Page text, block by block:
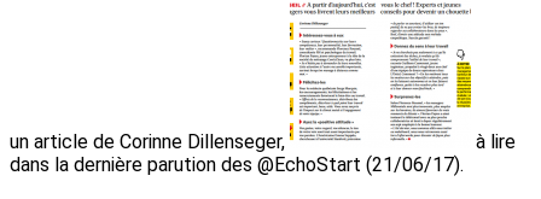
un article de Corinne Dillenseger,
à lire
dans la dernière parution des @EchoStart (21/06/17).